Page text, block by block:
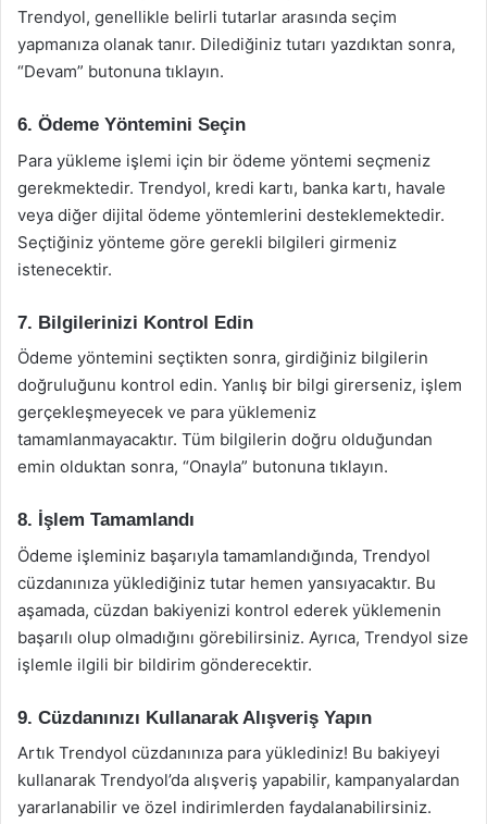
Trendyol, genellikle belirli tutarlar arasında seçim
yapmanıza olanak tanır. Dilediğiniz tutarı yazdıktan sonra,
“Devam” butonuna tıklayın.
6. Ödeme Yöntemini Seçin
Para yükleme işlemi için bir ödeme yöntemi seçmeniz
gerekmektedir. Trendyol, kredi kartı, banka kartı, havale
veya diğer dijital ödeme yöntemlerini desteklemektedir.
Seçtiğiniz yönteme göre gerekli bilgileri girmeniz
istenecektir.
7. Bilgilerinizi Kontrol Edin
Ödeme yöntemini seçtikten sonra, girdiğiniz bilgilerin
doğruluğunu kontrol edin. Yanlış bir bilgi girerseniz, işlem
gerçekleşmeyecek ve para yüklemeniz
tamamlanmayacaktır. Tüm bilgilerin doğru olduğundan
emin olduktan sonra, “Onayla” butonuna tıklayın.
8. İşlem Tamamlandı
Ödeme işleminiz başarıyla tamamlandığında, Trendyol
cüzdanınıza yüklediğiniz tutar hemen yansıyacaktır. Bu
aşamada, cüzdan bakiyenizi kontrol ederek yüklemenin
başarılı olup olmadığını görebilirsiniz. Ayrıca, Trendyol size
işlemle ilgili bir bildirim gönderecektir.
9. Cüzdanınızı Kullanarak Alışveriş Yapın
Artık Trendyol cüzdanınıza para yüklediniz! Bu bakiyeyi
kullanarak Trendyol’da alışveriş yapabilir, kampanyalardan
yararlanabilir ve özel indirimlerden faydalanabilirsiniz.